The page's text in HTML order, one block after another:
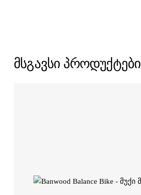
მსგავსი პროდუქტები